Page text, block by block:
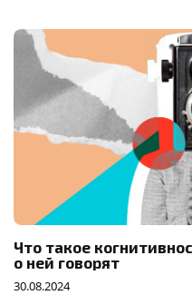
Что такое
о ней говорят
30.08.2024